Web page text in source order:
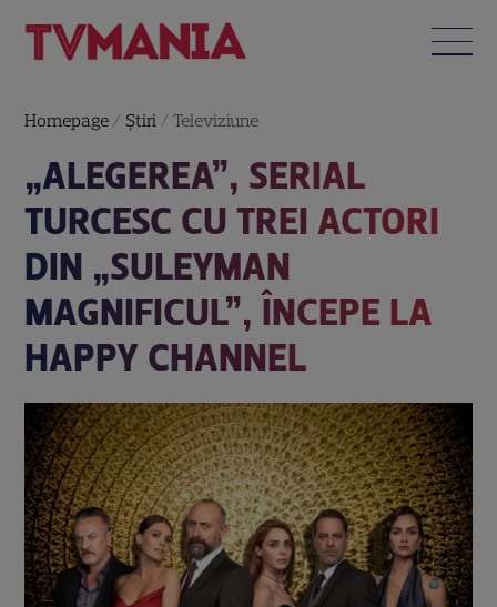
Homepage / Știri / Televiziune
„ALEGEREA”, SERIAL
TURCESC CU TREI ACTORI
DIN „SULEYMAN
MAGNIFICUL”, ÎNCEPE LA
HAPPY CHANNEL